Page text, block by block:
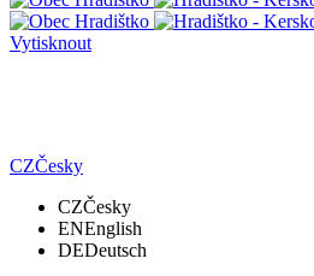
Vytisknout
CZČesky
CZČesky
ENEnglish
DEDeutsch